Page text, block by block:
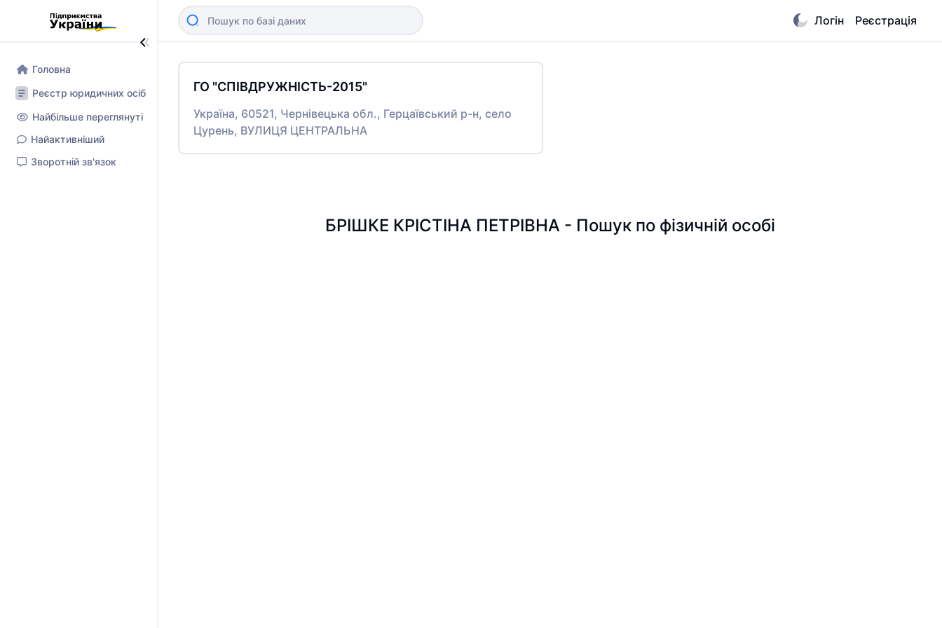
Головна
Реєстр юридичних осіб
Найбільше переглянуті
Найактивніший
Зворотній зв'язок
Логін Реєстрація
ГО "СПІВДРУЖНІСТЬ-2015"
Україна, 60521, Чернівецька обл., Герцаївський р-н, село
Цурень, ВУЛИЦЯ ЦЕНТРАЛЬНА
БРІШКЕ КРІСТІНА ПЕТРІВНА - Пошук по фізичній особі